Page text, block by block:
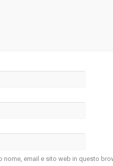
nome, email e sito web in questo